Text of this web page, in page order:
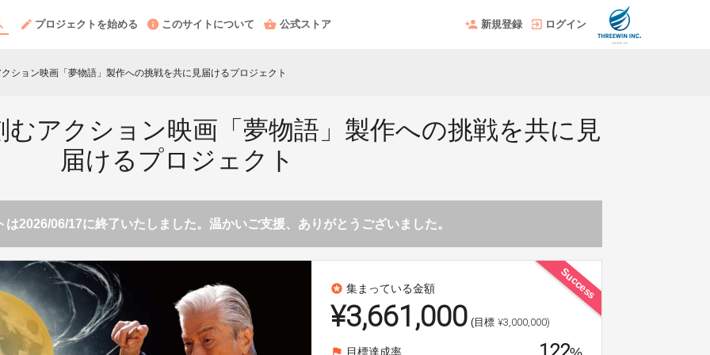
プロジェクトを始める このサイトについて 公式ストア 新規登録 ログイン
ション映画「夢物語」製作への挑戦を共に見届けるプロジェクト
むアクション映画「夢物語」製作への挑戦を共に見
届けるプロジェクト
は2026/06/17に終了いたしました。温かいご支援、ありがとうございました。
Success
stars 集まっている金額
¥3,661,000 (目標 ¥3,000,000)
flag 目標達成率 122